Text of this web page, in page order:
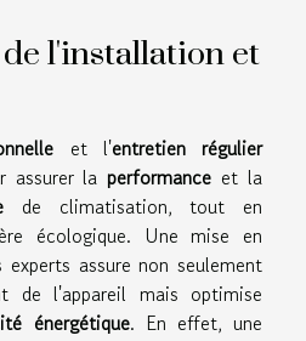
l'installation et
et l'entretien régulier
assurer la performance et la
de climatisation, tout en
écologique. Une mise en
assure non seulement
de l'appareil mais optimise
énergétique. En effet, une